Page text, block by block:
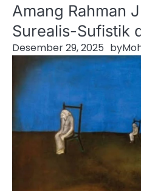
Amang Rahman
Surealis-Sufistik
Desember 29, 2025 by